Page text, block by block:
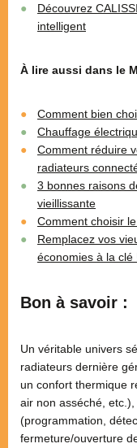
Découvrez
intelligent
À lire aussi dans le
Comment bien
Chauffage
Comment réduire
radiateurs
3 bonnes raisons
vieillissante
Comment choisir
Remplacez vos
économies à la clé
Bon à savoir :
Un véritable univers
radiateurs dernière
un confort thermique
air non asséché,
(programmation,
fermeture/ouverture